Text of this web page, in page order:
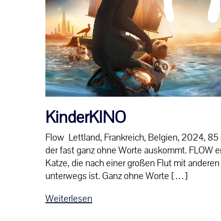
KinderKINO
Flow Lettland, Frankreich, Belgien, 2024, 85
der fast ganz ohne Worte auskommt. FLOW
Katze, die nach einer großen Flut mit
unterwegs ist. Ganz ohne Worte […]
Weiterlesen